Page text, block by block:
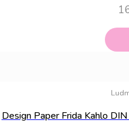
Design Paper Frida Kahlo